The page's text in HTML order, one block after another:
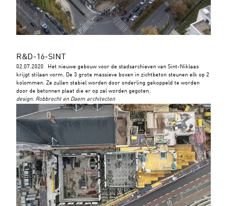
R&D-16-SINT
02.07.2020
Het nieuwe gebouw voor de stadsarchieven van Sint-Niklaas
krijgt stilaan vorm. De 3 grote massieve boxen in zichtbeton steunen elk op 2
kolommen. Ze zullen stabiel worden door onderling gekoppeld te worden
door de betonnen plaat die er op zal worden gegoten.
design: Robbrecht en Daem architecten